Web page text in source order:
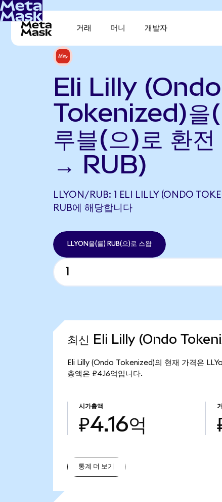
거래 머니 개발자
Eli Lilly (Ondo
Tokenized)을(
루블(으)로 환
→ RUB)
LLYON/RUB: 1 ELI LILLY (ONDO
RUB에 해당합니다
LLYON을(를) RUB(으)로 스왑
최신 Eli Lilly (Ondo
Eli Lilly (Ondo Tokenized)의 현재 가격은
총액은 ₽4.16억입니다.
시가총액
₽4.16억
통계 더 보기